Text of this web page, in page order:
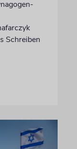
Schreiben